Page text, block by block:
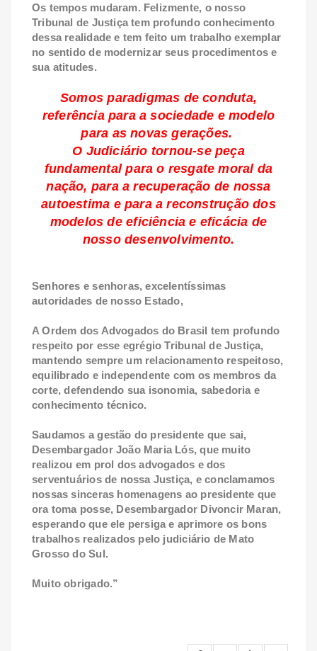
Os tempos mudaram. Felizmente, o nosso
Tribunal de Justiça tem profundo conhecimento
dessa realidade e tem feito um trabalho exemplar
no sentido de modernizar seus procedimentos e
sua atitudes.
Somos paradigmas de conduta,
referência para a sociedade e modelo
para as novas gerações.
O Judiciário tornou-se peça
fundamental para o resgate moral da
nação, para a recuperação de nossa
autoestima e para a reconstrução dos
modelos de eficiência e eficácia de
nosso desenvolvimento.
Senhores e senhoras, excelentíssimas
autoridades de nosso Estado,
A Ordem dos Advogados do Brasil tem profundo
respeito por esse egrégio Tribunal de Justiça,
mantendo sempre um relacionamento respeitoso,
equilibrado e independente com os membros da
corte, defendendo sua isonomia, sabedoria e
conhecimento técnico.
Saudamos a gestão do presidente que sai,
Desembargador João Maria Lós, que muito
realizou em prol dos advogados e dos
serventuários de nossa Justiça, e conclamamos
nossas sinceras homenagens ao presidente que
ora toma posse, Desembargador Divoncir Maran,
esperando que ele persiga e aprimore os bons
trabalhos realizados pelo judiciário de Mato
Grosso do Sul.
Muito obrigado.”